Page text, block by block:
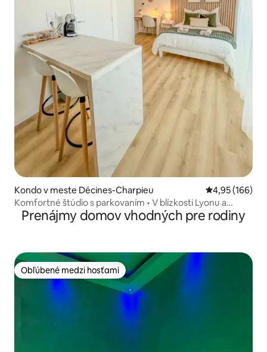
Kondo v meste Décines-Charpieu Priemerné
4,95 (166)
Komfortné štúdio s parkovaním • V blízkosti Lyonu a
štadióna
Prenájmy domov vhodných pre rodiny
Obľúbené medzi hosťami
Obľúbené medzi hosťami